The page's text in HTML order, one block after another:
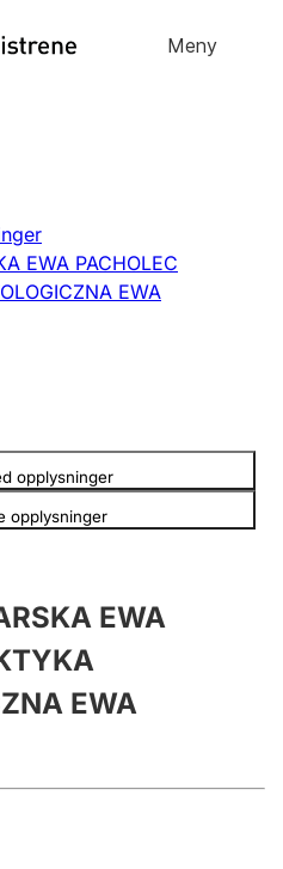
til
Meny
EWA PACHOLEC
EWA
opplysninger
opplysninger
EWA
EWA